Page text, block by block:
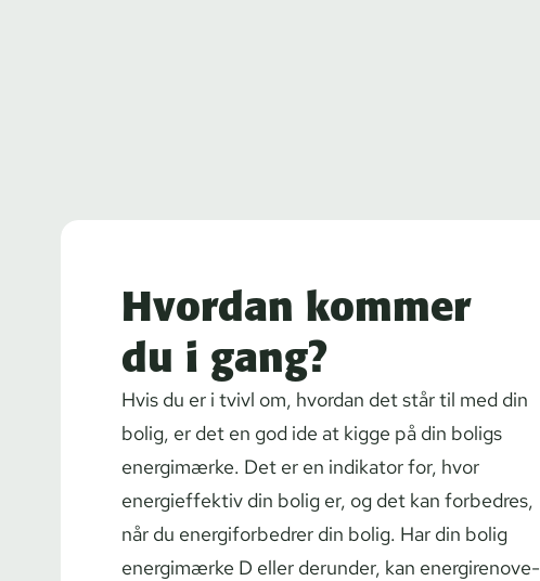
Hvordan kommer
du i gang?
Hvis du er i tvivl om, hvordan det står til med din
bolig, er det en god ide at kigge på din boligs
energimærke. Det er en indikator for, hvor
energieffektiv din bolig er, og det kan forbedres,
når du ener­gi­for­bed­rer din bolig. Har din bolig
energimærke D eller derunder, kan ener­gi­renove­